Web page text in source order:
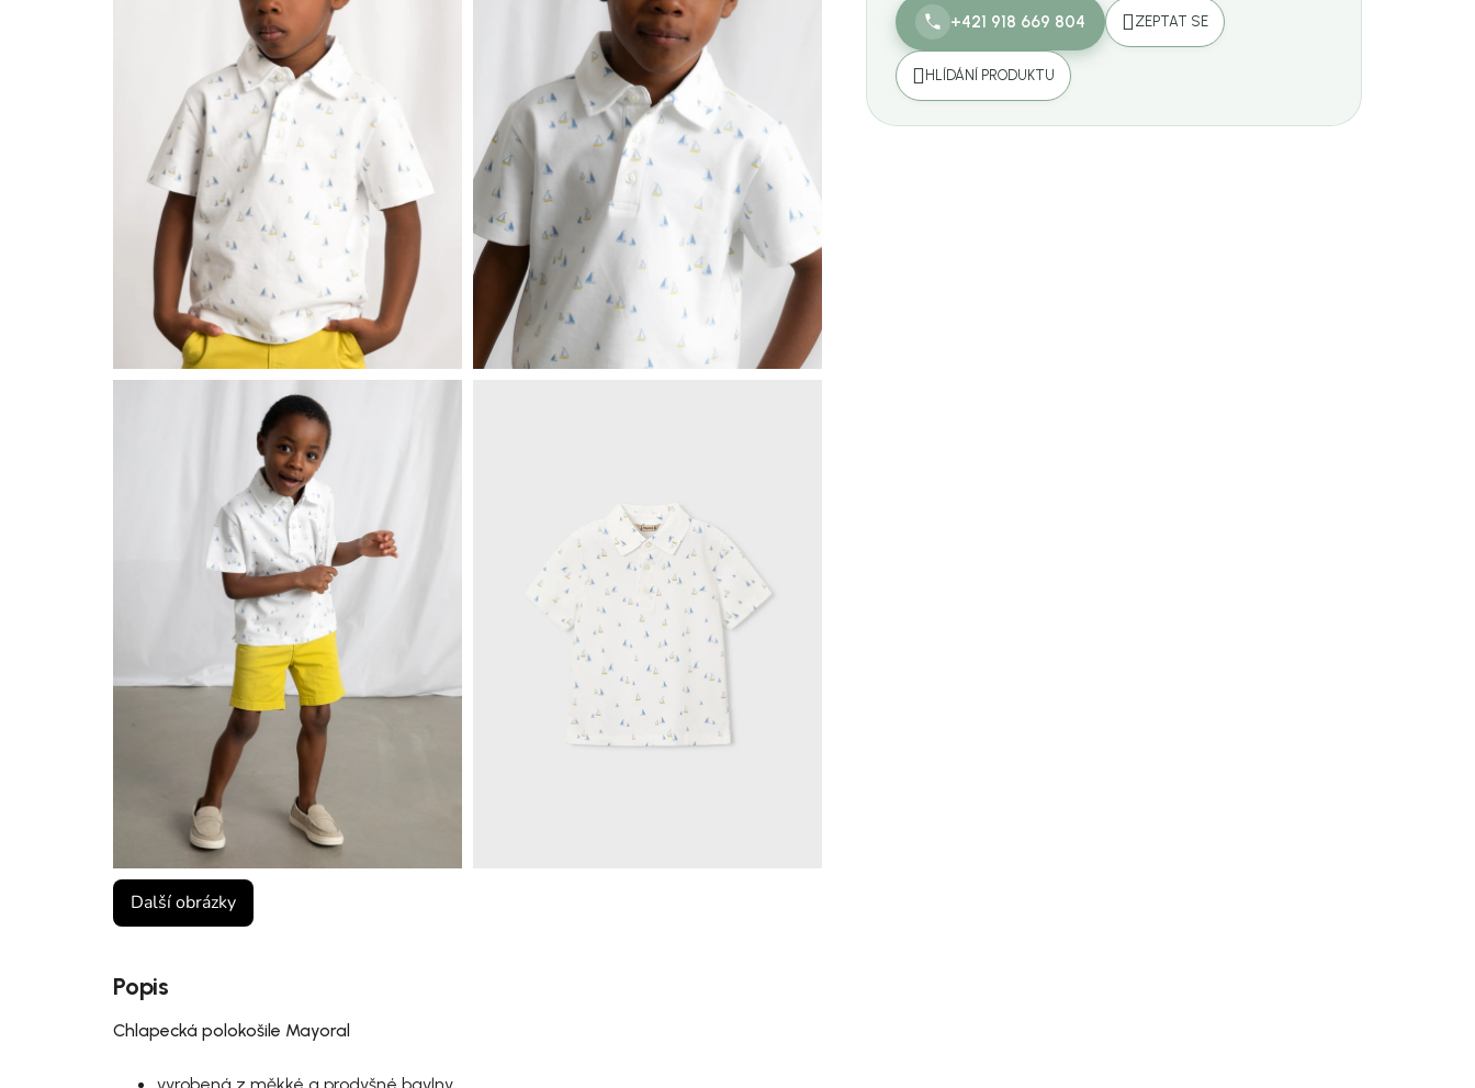
+421 918 669 804 ZEPTAT SE
HLÍDÁNÍ PRODUKTU
Další obrázky
Popis
Chlapecká polokošile Mayoral